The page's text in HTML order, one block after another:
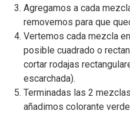
Agregamos a cada
removemos para que
Vertemos cada mezcla
posible cuadrado o
cortar rodajas
escarchada).
Terminadas las 2
añadimos colorante